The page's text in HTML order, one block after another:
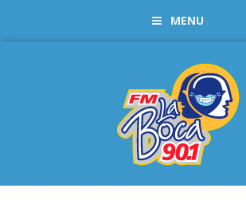
MENU